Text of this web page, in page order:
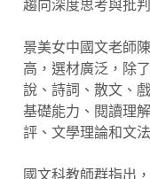
趨向深度思考與批
景美女中國文老師
高，選材廣泛，除
說、詩詞、散文、
基礎能力、閱讀理
評、文學理論和文
國文科教師群指出